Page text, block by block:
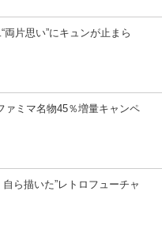
片思い”にキュンが止まら
ァミマ名物45％増量キャンペ
ら描いた”レトロフューチャ